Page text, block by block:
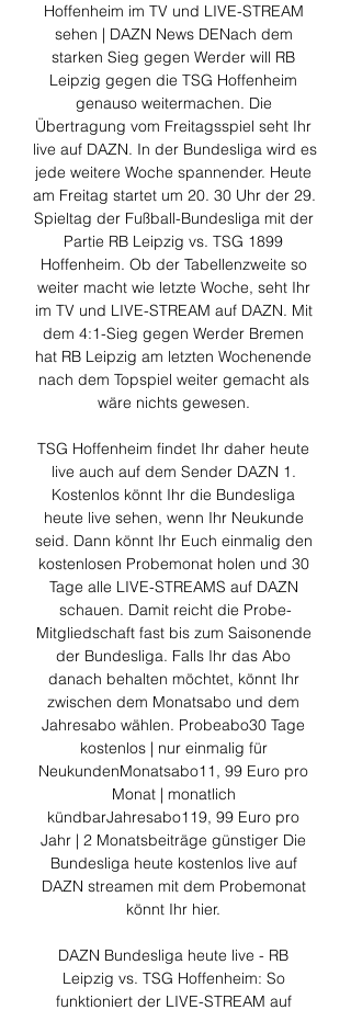
Hoffenheim im TV und LIVE-STREAM
sehen | DAZN News DENach dem
starken Sieg gegen Werder will RB
Leipzig gegen die TSG Hoffenheim
genauso weitermachen. Die
Übertragung vom Freitagsspiel seht Ihr
live auf DAZN. In der Bundesliga wird es
jede weitere Woche spannender. Heute
am Freitag startet um 20. 30 Uhr der 29.
Spieltag der Fußball-Bundesliga mit der
Partie RB Leipzig vs. TSG 1899
Hoffenheim. Ob der Tabellenzweite so
weiter macht wie letzte Woche, seht Ihr
im TV und LIVE-STREAM auf DAZN. Mit
dem 4:1-Sieg gegen Werder Bremen
hat RB Leipzig am letzten Wochenende
nach dem Topspiel weiter gemacht als
wäre nichts gewesen.
TSG Hoffenheim findet Ihr daher heute
live auch auf dem Sender DAZN 1.
Kostenlos könnt Ihr die Bundesliga
heute live sehen, wenn Ihr Neukunde
seid. Dann könnt Ihr Euch einmalig den
kostenlosen Probemonat holen und 30
Tage alle LIVE-STREAMS auf DAZN
schauen. Damit reicht die Probe-
Mitgliedschaft fast bis zum Saisonende
der Bundesliga. Falls Ihr das Abo
danach behalten möchtet, könnt Ihr
zwischen dem Monatsabo und dem
Jahresabo wählen. Probeabo30 Tage
kostenlos | nur einmalig für
NeukundenMonatsabo11, 99 Euro pro
Monat | monatlich
kündbarJahresabo119, 99 Euro pro
Jahr | 2 Monatsbeiträge günstiger Die
Bundesliga heute kostenlos live auf
DAZN streamen mit dem Probemonat
könnt Ihr hier.
DAZN Bundesliga heute live - RB
Leipzig vs. TSG Hoffenheim: So
funktioniert der LIVE-STREAM auf